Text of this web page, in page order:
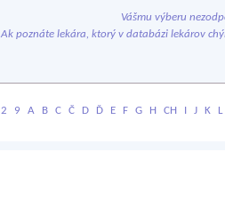
Vášmu výberu
Ak poznáte lekára, ktorý v databázi lekárov
2 9 A B C Č D Ď E F G H CH I J K L